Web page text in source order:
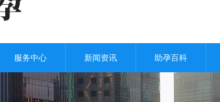
服务中心 新闻资讯 助孕百科